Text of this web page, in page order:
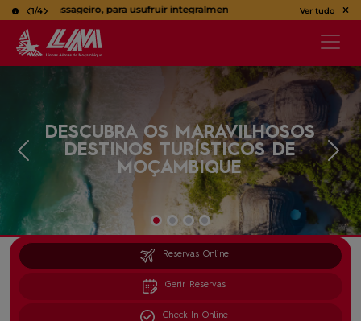
1/4
Passageiro, para usufruir integralmente da sua viagem, utilize o bilhete
Ver tudo
DESCUBRA OS MARAVILHOSOS
DESTINOS TURÍSTICOS DE
MOÇAMBIQUE
Previous
Reservas Online
Gerir Reservas
Check-In Online